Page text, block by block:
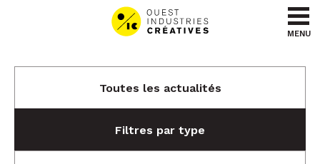
Aller au menu
Aller au contenu
MENU
Toutes les actualités
Filtres par type